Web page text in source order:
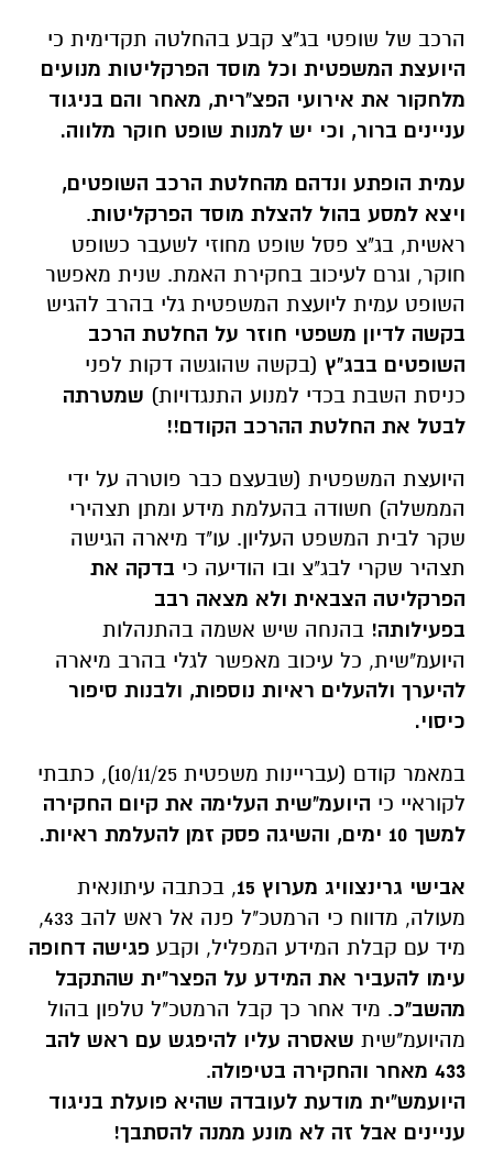
הרכב של שופטי בג"צ קבע בהחלטה תקדימית כי
היועצת המשפטית וכל מוסד הפרקליטות מנועים
מלחקור את אירועי הפצ"רית, מאחר והם בניגוד
עניינים ברור, וכי יש למנות שופט חוקר מלווה.
עמית הופתע ונדהם מהחלטת הרכב השופטים,
ויצא למסע בהול להצלת מוסד הפרקליטות.
ראשית, בג"צ פסל שופט מחוזי לשעבר כשופט
חוקר, וגרם לעיכוב בחקירת האמת. שנית מאפשר
השופט עמית ליועצת המשפטית גלי בהרב להגיש
בקשה לדיון משפטי חוזר על החלטת הרכב
השופטים בבג"ץ (בקשה שהוגשה דקות לפני
כניסת השבת בכדי למנוע התנגדויות) שמטרתה
לבטל את החלטת ההרכב הקודם!!
היועצת המשפטית (שבעצם כבר פוטרה על ידי
הממשלה) חשודה בהעלמת מידע ומתן תצהירי
שקר לבית המשפט העליון. עו"ד מיארה הגישה
תצהיר שקרי לבג"צ ובו הודיעה כי בדקה את
הפרקליטה הצבאית ולא מצאה רבב
בפעילותה! בהנחה שיש אשמה בהתנהלות
היועמ"שית, כל עיכוב מאפשר לגלי בהרב מיארה
להיערך ולהעלים ראיות נוספות, ולבנות סיפור
כיסוי.
במאמר קודם (עבריינות משפטית 10/11/25), כתבתי
לקוראיי כי היועמ"שית העלימה את קיום החקירה
למשך 10 ימים, והשיגה פסק זמן להעלמת ראיות.
אבישי גרינצוויג מערוץ 15
, בכתבה עיתונאית
מעולה, מדווח כי הרמטכ"ל פנה אל ראש להב 433,
מיד עם קבלת המידע המפליל, וקבע פגישה דחופה
עימו להעביר את המידע על הפצר"ית שהתקבל
מהשב"כ. מיד אחר כך קבל הרמטכ"ל טלפון בהול
מהיועמ"שית שאסרה עליו להיפגש עם ראש להב
433 מאחר והחקירה בטיפולה
.
היועמש"ית מודעת לעובדה שהיא פועלת בניגוד
עניינים אבל זה לא מונע ממנה להסתבך!